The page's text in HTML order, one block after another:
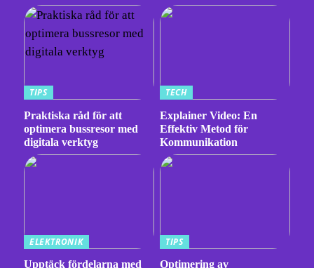
TIPS
Praktiska råd för att
optimera bussresor med
digitala verktyg
TECH
Explainer Video: En
Effektiv Metod för
Kommunikation
ELEKTRONIK
Upptäck fördelarna med
TIPS
Optimering av